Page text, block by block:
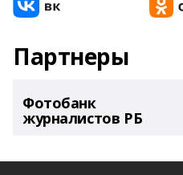
Партнеры
Фотобанк
журналистов РБ